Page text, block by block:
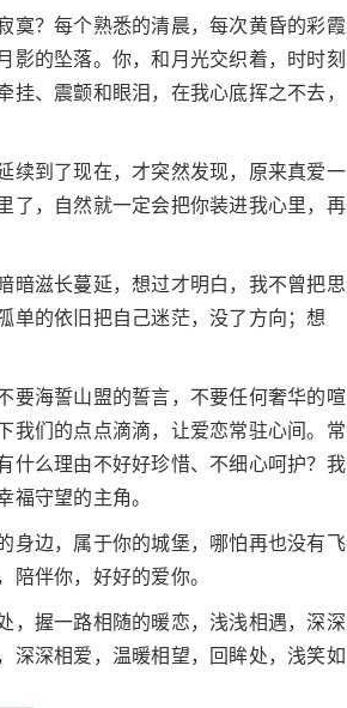
寞？每个熟悉的清晨，每次黄昏的彩霞
影的坠落。你，和月光交织着，时时刻
、震颤和眼泪，在我心底挥之不去，
续到了现在，才突然发现，原来真爱一
了，自然就一定会把你装进我心里，再
暗滋长蔓延，想过才明白，我不曾把思
单的依旧把自己迷茫，没了方向；想
要海誓山盟的誓言，不要任何奢华的喧
我们的点点滴滴，让爱恋常驻心间。常
什么理由不好好珍惜、不细心呵护？我
福守望的主角。
身边，属于你的城堡，哪怕再也没有飞
伴你，好好的爱你。
，握一路相随的暖恋，浅浅相遇，深深
深深相爱，温暖相望，回眸处，浅笑如